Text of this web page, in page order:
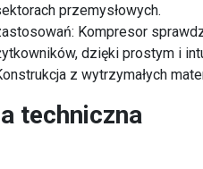
przemysłowych.
Kompresor
dzięki prostym i
z wytrzymałych
techniczna